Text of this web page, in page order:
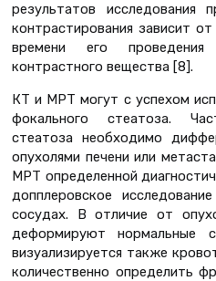
результатов исследования
контрастирования зависит
времени его проведения
контрастного вещества [8].
КТ и МРТ могут с успехом
фокального стеатоза.
стеатоза необходимо
опухолями печени или
МРТ определенной
допплеровское
сосудах. В отличие от
деформируют нормальные
визуализируется также
количественно определить